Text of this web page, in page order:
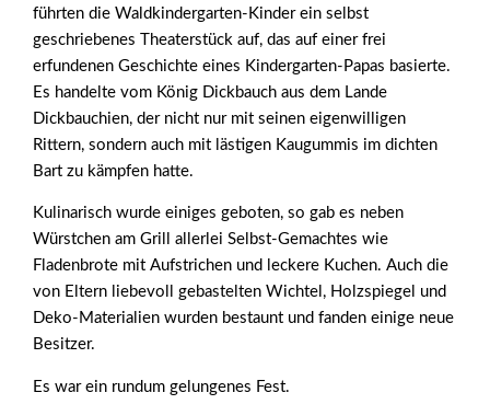
führten die Waldkindergarten-Kinder ein selbst
geschriebenes Theaterstück auf, das auf einer frei
erfundenen Geschichte eines Kindergarten-Papas basierte.
Es handelte vom König Dickbauch aus dem Lande
Dickbauchien, der nicht nur mit seinen eigenwilligen
Rittern, sondern auch mit lästigen Kaugummis im dichten
Bart zu kämpfen hatte.
Kulinarisch wurde einiges geboten, so gab es neben
Würstchen am Grill allerlei Selbst-Gemachtes wie
Fladenbrote mit Aufstrichen und leckere Kuchen. Auch die
von Eltern liebevoll gebastelten Wichtel, Holzspiegel und
Deko-Materialien wurden bestaunt und fanden einige neue
Besitzer.
Es war ein rundum gelungenes Fest.